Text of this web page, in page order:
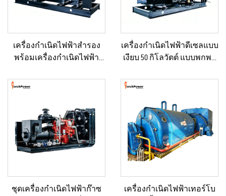
เครื่องกำเนิดไฟฟ้าสำรอง
พร้อมเครื่องกำเนิดไฟฟ้า
อาศัยและสถานที่ก่อสร้าง
เครื่องกำเนิดไฟฟ้าดีเซลแบบ
เงียบ 50 กิโลวัตต์ แบบพกพา
สำหรับงานก่อสร้างกลาง
ชุดเครื่องกำเนิดไฟฟ้าก๊าซ
เครื่องกำเนิดไฟฟ้าเทอร์โบ